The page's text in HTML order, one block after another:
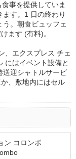
事を提供していま
す。1 日の終わり
。朝食ビュッフェ
ます (有料)。
、エクスプレス チェ
にはイベント設備と
送迎シャトルサービ
、敷地内にはセル
ン コロンボ